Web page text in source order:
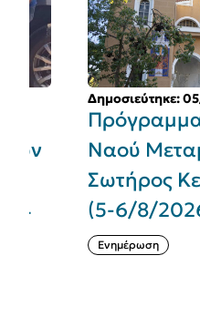
Δημοσιεύτηκε: 05/08/
Πρόγραμμα
Ναού
Σωτήρος
(5-6/8/2026)
Ενημέρωση